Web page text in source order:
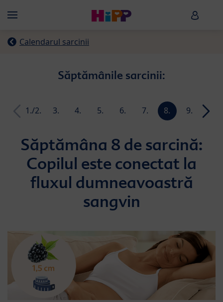
Menü HiPP
Calendarul sarcinii
Săptămânile sarcinii:
1./2.
3.
4.
5.
6.
7.
8.
9.
10.
Săptămâna 8 de sarcină:
Copilul este conectat la
fluxul dumneavoastră
sangvin